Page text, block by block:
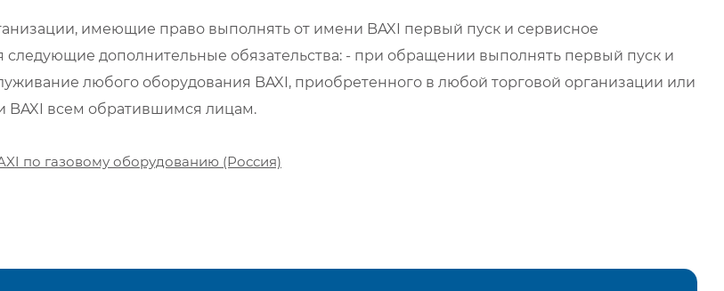
имеющие право выполнять от имени BAXI первый пуск и сервисное
дополнительные обязательства: - при обращении выполнять первый пуск и
любого оборудования BAXI, приобретенного в любой торговой организации или
BAXI всем обратившимся лицам.
по газовому оборудованию (Россия)